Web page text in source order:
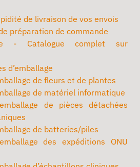
de livraison de vos envois
préparation de commande
- Catalogue complet sur
d’emballage
de fleurs et de plantes
de matériel informatique
de pièces détachées
de batteries/piles
des expéditions ONU